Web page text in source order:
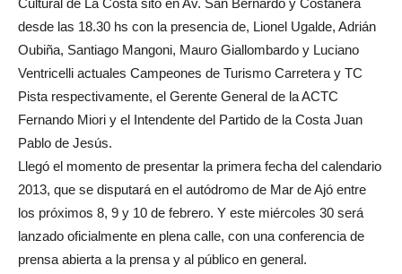
Cultural de La Costa sito en Av. San Bernardo y Costanera
desde las 18.30 hs con la presencia de, Lionel Ugalde, Adrián
Oubiña, Santiago Mangoni, Mauro Giallombardo y Luciano
Ventricelli actuales Campeones de Turismo Carretera y TC
Pista respectivamente, el Gerente General de la ACTC
Fernando Miori y el Intendente del Partido de la Costa Juan
Pablo de Jesús.
Llegó el momento de presentar la primera fecha del calendario
2013, que se disputará en el autódromo de Mar de Ajó entre
los próximos 8, 9 y 10 de febrero. Y este miércoles 30 será
lanzado oficialmente en plena calle, con una conferencia de
prensa abierta a la prensa y al público en general.